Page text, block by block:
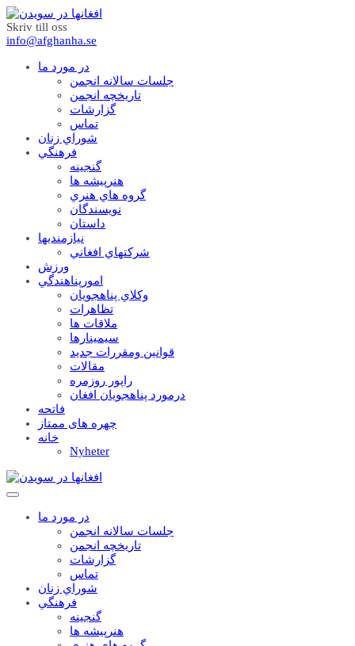
Skriv till oss
info@afghanha.se
در مورد ما
جلسات سالانه انجمن
تاریخچه انجمن
گزارشات
تماس
شوراي زنان
فرهنگي
گنجينه
هنرپيشه ها
گروه هاي هنري
نويسندگان
داستان
نيازمنديها
شرکتهاي افغاني
ورزش
امورپناهندگي
وکلاي پناهجويان
تظاهرات
ملاقات ها
سيمينارها
قوانين ومقررات جديد
مقالات
راپور روزمره
درمورد پناهجويان افغان
فاتحه
چهره های ممتاز
خانه
Nyheter
در مورد ما
جلسات سالانه انجمن
تاریخچه انجمن
گزارشات
تماس
شوراي زنان
فرهنگي
گنجينه
هنرپيشه ها